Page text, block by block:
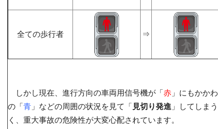
全ての歩行者 ⇒
しかし現在、進行方向の車両用信号機が「 赤 」にもかか
の「 青 」などの周囲の状況を見て「 見切り発進 」してしま
く、重大事故の危険性が大変心配されています。